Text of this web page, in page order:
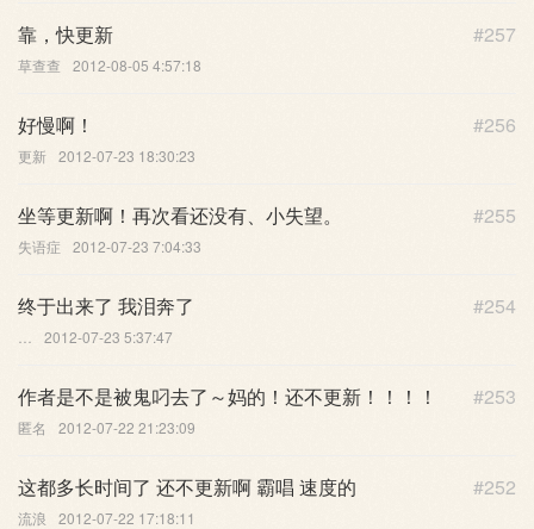
#257
靠，快更新
草查查 2012-08-05 4:57:18
#256
好慢啊！
更新 2012-07-23 18:30:23
#255
坐等更新啊！再次看还没有、小失望。
失语症 2012-07-23 7:04:33
#254
终于出来了 我泪奔了
2012-07-23 5:37:47
#253
作者是不是被鬼叼去了～妈的！还不更新！！！！
匿名 2012-07-22 21:23:09
#252
这都多长时间了 还不更新啊 霸唱 速度的
流浪 2012-07-22 17:18:11